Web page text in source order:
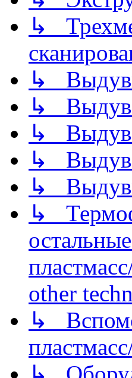
↳
↳
↳ Выдув
↳ Выдув
↳ Выдув
↳
↳
other
↳